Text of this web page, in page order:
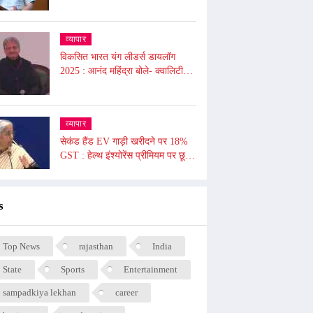
व्यापार
विकसित भारत यंग लीडर्स डायलॉग
2025 : आनंद महिंद्रा बोले- क्वालिटी
व्यापार
सेकंड हैंड EV गाड़ी खरीदने पर 18%
GST : हेल्थ इंश्योरेंस प्रीमियम पर छूट
Top News rajasthan India
State Sports Entertainment
sampadkiya lekhan career